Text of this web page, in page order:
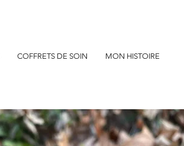
COFFRETS DE SOIN MON HISTOIRE